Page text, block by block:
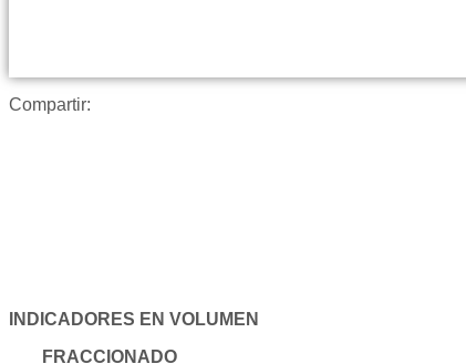
Compartir:
INDICADORES EN VOLUMEN
FRACCIONADO